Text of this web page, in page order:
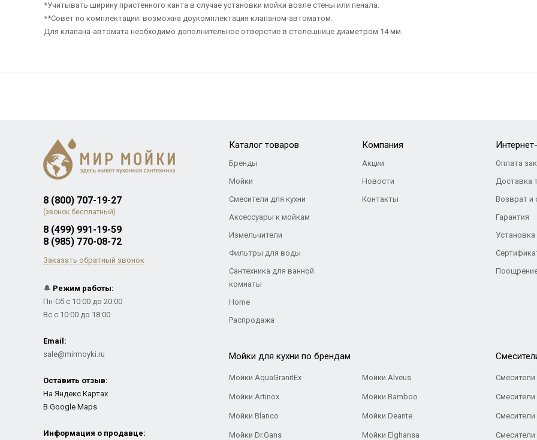
*Учитывать ширину пристенного канта в случае установки мойки возле стены или пенала.
**Совет по комплектации: возможна доукомплектация клапаном-автоматом.
Для клапана-автомата необходимо дополнительное отверстие в столешнице диаметром 14 мм.
8 (800) 707-19-27
(звонок бесплатный)
8 (499) 991-19-59
8 (985) 770-08-72
Заказать обратный звонок
🔔 Режим работы:
Пн-Сб с 10:00 до 20:00
Вс с 10:00 до 18:00
Email:
sale@mirmoyki.ru
Оставить отзыв:
На Яндекс.Картах
В Google Maps
Информация о продавце:
Каталог товаров
Бренды
Мойки
Смесители для кухни
Аксессуары к мойкам
Измельчители
Фильтры для воды
Сантехника для ванной
комнаты
Home
Распродажа
Компания
Акции
Новости
Контакты
Оплата
Доставка
Возврат и
Гарантия
Установка
Мойки для кухни по брендам
Мойки AquaGranitEx Мойки Alveus
Мойки Artinox Мойки Bamboo
Мойки Blanco Мойки Deante
Мойки Dr.Gans Мойки Elghansa
Смесители
Смесители
Смесители
Смесители